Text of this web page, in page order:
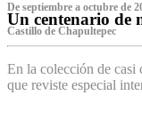
De septiembre a octubre de
Un centenario de
Castillo de Chapultepec
En la colección de casi
que reviste especial